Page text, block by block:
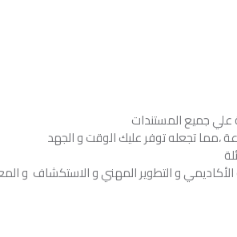
علي جميع المستندات
تجعله توفر عليك الوقت و الجهد
و التطوير المهني و الاستكشاف و